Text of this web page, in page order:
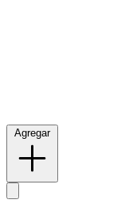
Agregar